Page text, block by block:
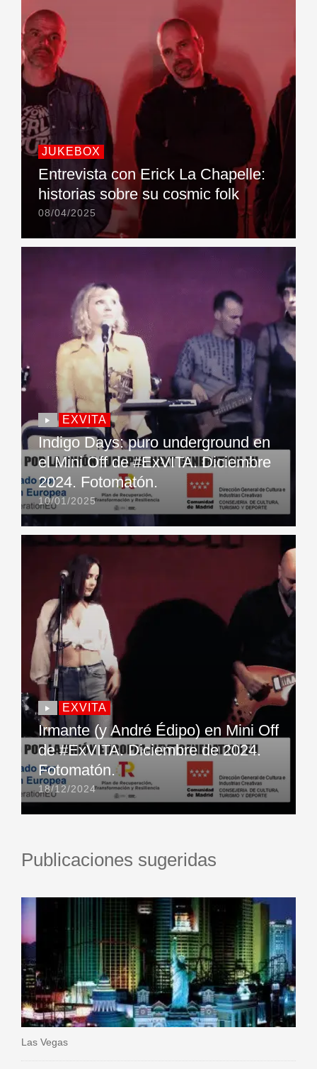
JUKEBOX
Entrevista con Erick La Chapelle:
historias sobre su cosmic folk
08/04/2025
EXVITA
Indigo Days: puro underground en
el Mini Off de #ExVITA. Diciembre
2024. Fotomatón.
10/01/2025
EXVITA
Irmante (y André Édipo) en Mini Off
de #ExVITA. Diciembre de 2024.
Fotomatón.
18/12/2024
Publicaciones sugeridas
Las Vegas